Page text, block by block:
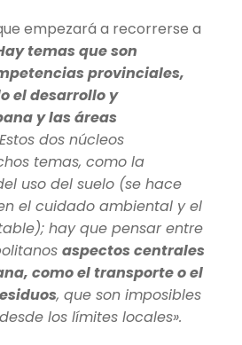
empezará a recorrerse a
temas que son
provinciales,
el desarrollo y
y las áreas
dos núcleos
temas, como la
uso del suelo (se hace
el cuidado ambiental y el
hay que pensar entre
aspectos centrales
como el transporte o el
, que son imposibles
los límites locales».